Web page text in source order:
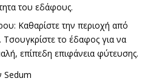
του εδάφους.
Καθαρίστε την περιοχή από
Τσουγκρίστε το έδαφος για να
επίπεδη επιφάνεια φύτευσης.
Sedum